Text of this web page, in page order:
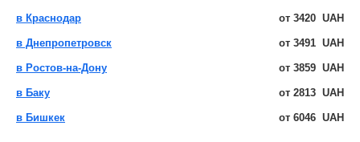
в Краснодар от 3420 UAH
в Днепропетровск от 3491 UAH
в Ростов-на-Дону от 3859 UAH
в Баку от 2813 UAH
в Бишкек от 6046 UAH